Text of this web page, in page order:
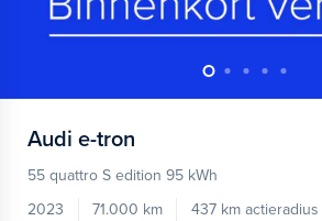
Audi e-tron
55 quattro S edition 95 kWh
2023
71.000 km 437 km actieradius